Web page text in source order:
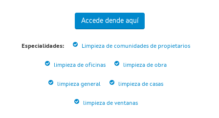
Accede dende aquí
Especialidades: Limpieza de comunidades de propietarios
limpieza de oficinas limpieza de obra
limpieza general limpieza de casas
limpieza de ventanas